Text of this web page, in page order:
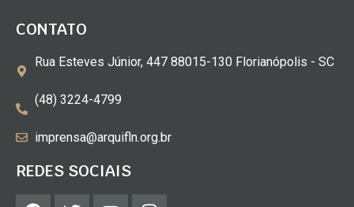
CONTATO
Rua Esteves Júnior, 447 88015-130 Florianópolis - SC
(48) 3224-4799
imprensa@arquifln.org.br
REDES SOCIAIS